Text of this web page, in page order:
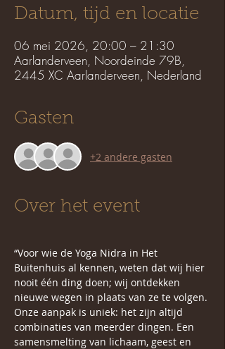
Datum, tijd en locatie
06 mei 2026, 20:00 – 21:30
Aarlanderveen, Noordeinde 79B,
2445 XC Aarlanderveen, Nederland
Gasten
+2 andere gasten
Over het event
“Voor wie de Yoga Nidra in Het
Buitenhuis al kennen, weten dat wij hier
nooit één ding doen; wij ontdekken
nieuwe wegen in plaats van ze te volgen.
Onze aanpak is uniek: het zijn altijd
combinaties van meerder dingen. Een
samensmelting van lichaam, geest en